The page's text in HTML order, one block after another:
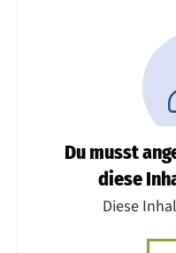
Du musst
diese
Diese